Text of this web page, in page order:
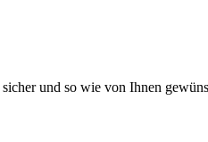
und so wie von Ihnen